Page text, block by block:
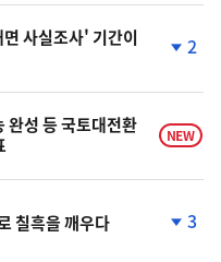
상
사실조사' 기간이
하
락
2
완성 등 국토대전환
NEW
칠흑을 깨우다 3